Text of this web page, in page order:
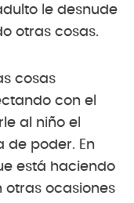
le desnude
otras cosas.
cosas
con el
al niño el
de poder. En
está haciendo
otras ocasiones